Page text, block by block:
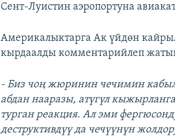
Сент-Луистин аэропортуна
Америкалыктарга Ак үйдөн
кырдаалды комментарийлеп
- Биз чоң жюринин чечимин
абдан нааразы, атүгүл
турган реакция. Ал эми
деструктивдүү да чечүүнүн